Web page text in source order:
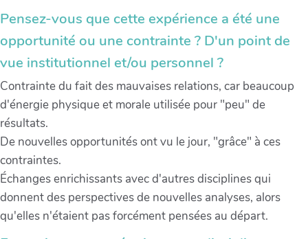
Pensez-vous que cette expérience a été une
opportunité ou une contrainte ? D'un point de
vue institutionnel et/ou personnel ?
Contrainte du fait des mauvaises relations, car beaucoup
d'énergie physique et morale utilisée pour "peu" de
résultats.
De nouvelles opportunités ont vu le jour, "grâce" à ces
contraintes.
Échanges enrichissants avec d'autres disciplines qui
donnent des perspectives de nouvelles analyses, alors
qu'elles n'étaient pas forcément pensées au départ.